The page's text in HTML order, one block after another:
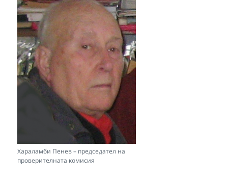
Хараламби Пенев – председател на
проверителната комисия